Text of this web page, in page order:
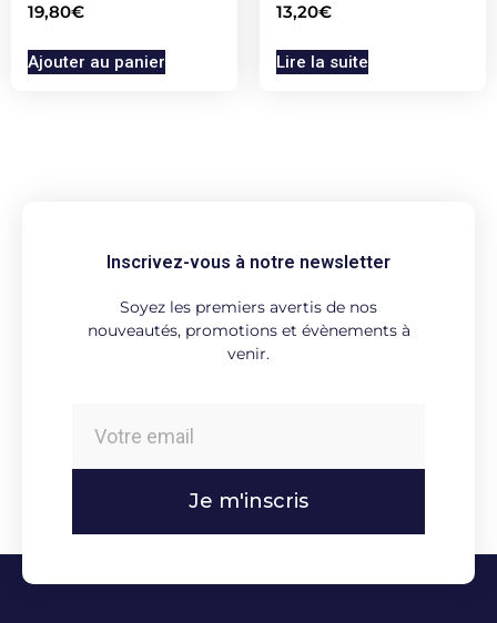
19,80€
Ajouter au panier
13,20€
Lire la suite
Inscrivez-vous à notre newsletter
Soyez les premiers avertis de nos
nouveautés, promotions et évènements à
venir.
Je m'inscris